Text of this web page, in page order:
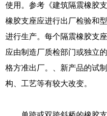
使用。参考《建筑隔震橡胶
橡胶支座应进行出厂检验和
进行生产。每个隔震橡胶支
应由制造厂质检部门或独立
格方准出厂。、新产品的试
构、工艺等有较大改变。